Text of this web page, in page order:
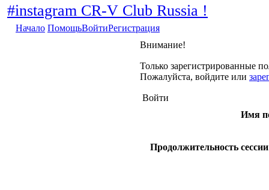
#instagram CR-V Club Russia !
Начало ПомощьВойтиРегистрация
Внимание!
Только зарегистрированные
Пожалуйста, войдите или
Войти
Имя
Продолжительность